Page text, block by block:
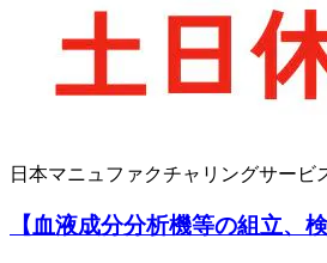
日本マニュファクチャリングサービ
【血液成分分析機等の組立、